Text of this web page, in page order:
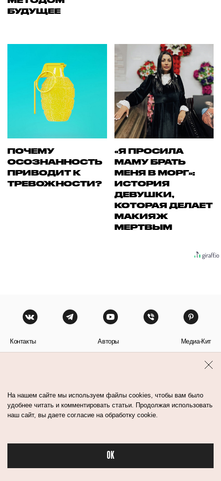
БУДУЩЕЕ
ПОЧЕМУ
ОСОЗНАННОСТЬ
ПРИВОДИТ К
ТРЕВОЖНОСТИ?
«Я ПРОСИЛА
МАМУ БРАТЬ
МЕНЯ В МОРГ»:
ИСТОРИЯ
ДЕВУШКИ,
КОТОРАЯ ДЕЛАЕТ
МАКИЯЖ
МЕРТВЫМ
Контакты Авторы Медиа-Кит
На нашем сайте мы используем файлы cookies, чтобы вам было
удобнее читать и комментировать статьи. Продолжая использовать
наш сайт, вы даете согласие на обработку cookie.
OK